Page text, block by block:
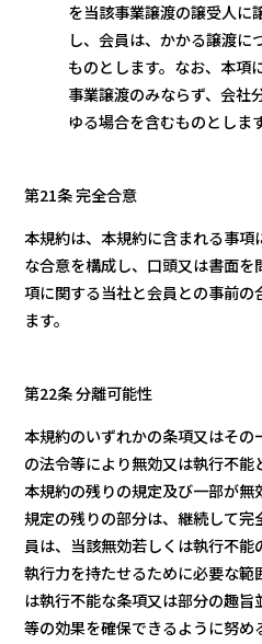
を当該事業譲渡の譲受人に
し、会員は、かかる譲渡に
ものとします。なお、本項
事業譲渡のみならず、会社
ゆる場合を含むものとします
第21条 完全合意
本規約は、本規約に含まれる事
な合意を構成し、口頭又は書面
項に関する当社と会員との事前
ます。
第22条 分離可能性
本規約のいずれかの条項又はそ
の法令等により無効又は執行不能
本規約の残りの規定及び一部が
規定の残りの部分は、継続して
員は、当該無効若しくは執行不能
執行力を持たせるために必要な範
は執行不能な条項又は部分の趣
等の効果を確保できるように努め